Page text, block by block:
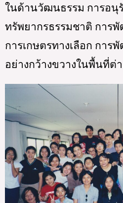
ในด้านวัฒนธรรม การอนุ
ทรัพยากรธรรมชาติ การ
การเกษตรทางเลือก การ
อย่างกว้างขวางในพื้นที่ต่